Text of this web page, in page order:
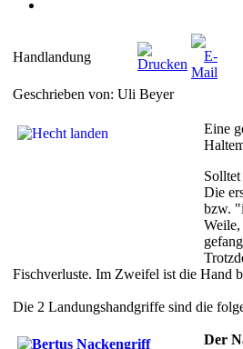
Handlandung
Geschrieben von: Uli Beyer
Eine
Die
bzw.
Fischverluste. Im Zweifel ist die Hand
Die 2 Landungshandgriffe sind die
Der